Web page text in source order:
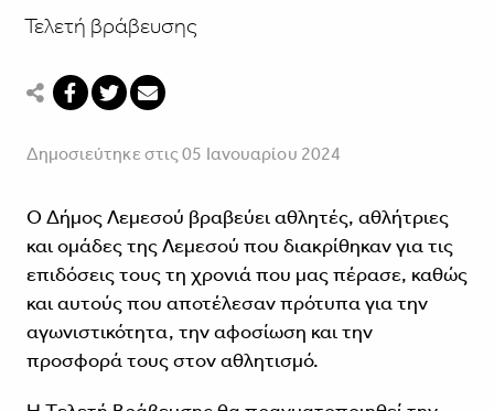
Τελετή βράβευσης
Δημοσιεύτηκε στις 05 Ιανουαρίου 2024
Ο Δήμος Λεμεσού βραβεύει αθλητές, αθλήτριες
και ομάδες της Λεμεσού που διακρίθηκαν για τις
επιδόσεις τους τη χρονιά που μας πέρασε, καθώς
και αυτούς που αποτέλεσαν πρότυπα για την
αγωνιστικότητα, την αφοσίωση και την
προσφορά τους στον αθλητισμό.